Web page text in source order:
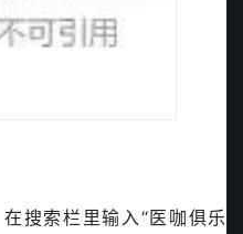
搜索栏里输入“医咖俱乐